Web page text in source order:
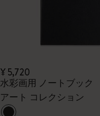
¥ 5,720
水彩画用 ノートブック
アート コレクション